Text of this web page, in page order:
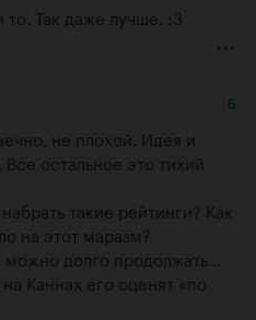
то. Так даже лучше. :3
5
не плохой. Идея и
остальное это тихий
такие рейтинги? Как
на этот маразм?
долго продолжать…
Каннах его оценят «по